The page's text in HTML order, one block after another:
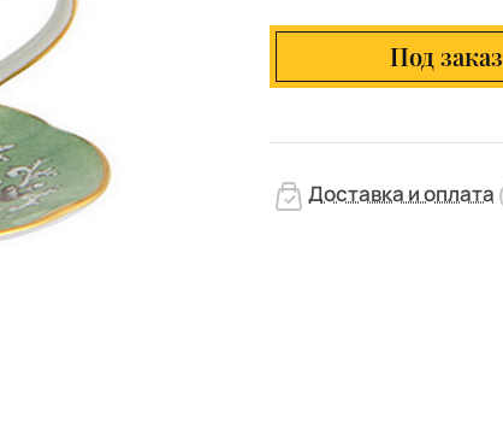
Под заказ
Доставка и оплата